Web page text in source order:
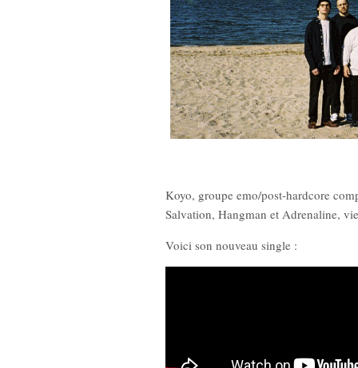
Koyo, groupe emo/post-hardcore
Salvation, Hangman et Adrenaline,
Voici son nouveau single :
12,90€